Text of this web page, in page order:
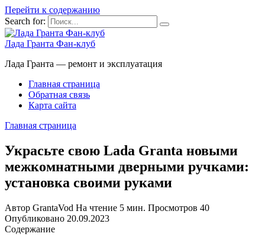
Перейти к содержанию
Search for:
Лада Гранта Фан-клуб
Лада Гранта — ремонт и эксплуатация
Главная страница
Обратная связь
Карта сайта
Главная страница
Украсьте свою Lada Granta новыми
межкомнатными дверными ручками:
установка своими руками
Автор GrantaVod На чтение 5 мин. Просмотров 40
Опубликовано 20.09.2023
Содержание